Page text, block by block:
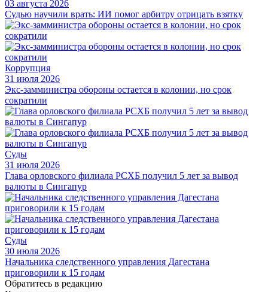
03 августа 2026
Судью научили врать: ИИ помог арбитру отрицать взятку
Коррупция
31 июля 2026
Экс-замминистра обороны остается в колонии, но срок
сократили
Суды
31 июля 2026
Глава орловского филиала РСХБ получил 5 лет за вывод
валюты в Сингапур
Суды
30 июля 2026
Начальника следственного управления Дагестана
приговорили к 15 годам
Обратитесь в редакцию